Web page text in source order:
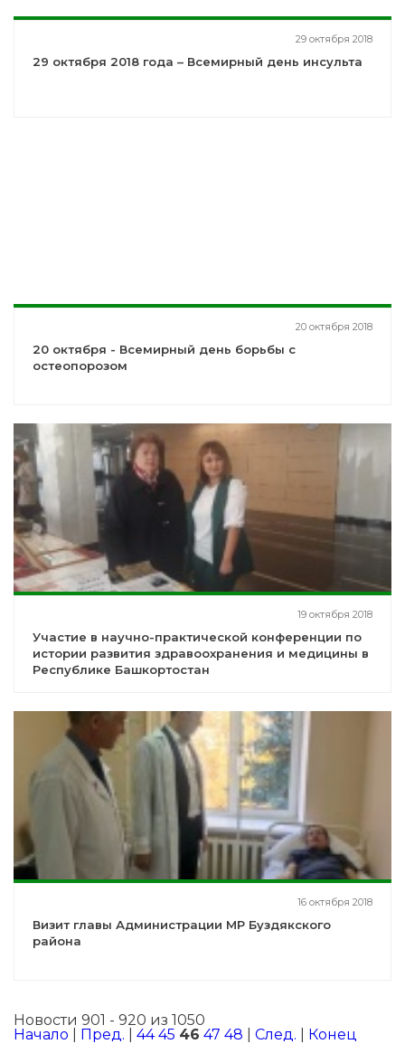
29 октября 2018
29 октября 2018 года – Всемирный день инсульта
20 октября 2018
20 октября - Всемирный день борьбы с
остеопорозом
19 октября 2018
Участие в научно-практической конференции по
истории развития здравоохранения и медицины в
Республике Башкортостан
16 октября 2018
Визит главы Администрации МР Буздякского
района
Новости 901 - 920 из 1050
Начало
Пред. 44 45 46 47 48 След. Конец